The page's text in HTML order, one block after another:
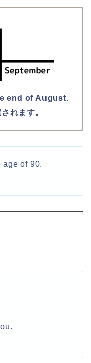
end of August.
れます。
age of 90.